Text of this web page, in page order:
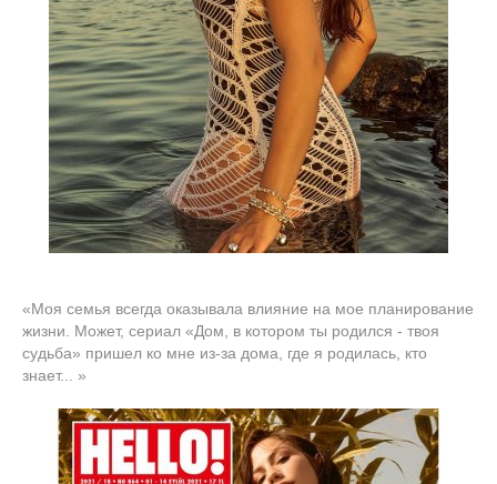
«Моя семья всегда оказывала влияние на мое планирование
жизни. Может, сериал «Дом, в котором ты родился - твоя
судьба» пришел ко мне из-за дома, где я родилась, кто
знает... »